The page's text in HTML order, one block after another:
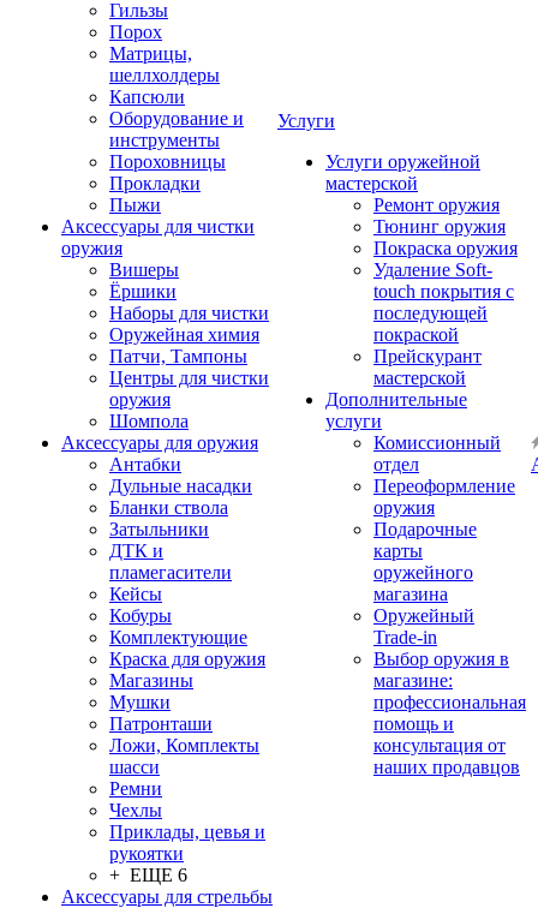
Гильзы
Порох
Матрицы,
шеллхолдеры
Капсюли
Оборудование и
инструменты
Пороховницы
Прокладки
Пыжи
Аксессуары для чистки
оружия
Вишеры
Ёршики
Наборы для чистки
Оружейная химия
Патчи, Тампоны
Центры для чистки
оружия
Шомпола
Аксессуары для оружия
Антабки
Дульные насадки
Бланки ствола
Затыльники
ДТК и
пламегасители
Кейсы
Кобуры
Комплектующие
Краска для оружия
Магазины
Мушки
Патронташи
Ложи, Комплекты
шасси
Ремни
Чехлы
Приклады, цевья и
рукоятки
+ ЕЩЕ 6
Аксессуары для стрельбы
Услуги
Услуги оружейной
мастерской
Ремонт оружия
Тюнинг оружия
Покраска оружия
Удаление Soft-
touch покрытия с
последующей
покраской
Прейскурант
мастерской
Дополнительные
услуги
Комиссионный
отдел
Переоформление
оружия
Подарочные
карты
оружейного
магазина
Оружейный
Trade-in
Выбор оружия в
магазине:
профессиональная
помощь и
консультация от
наших продавцов